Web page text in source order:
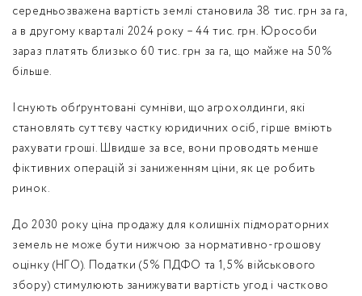
середньозважена вартість землі становила 38 тис. грн за га,
а в другому кварталі 2024 року – 44 тис. грн. Юрособи
зараз платять близько 60 тис. грн за га, що майже на 50%
більше.
Існують обґрунтовані сумніви, що агрохолдинги, які
становлять суттєву частку юридичних осіб, гірше вміють
рахувати гроші. Швидше за все, вони проводять менше
фіктивних операцій зі заниженням ціни, як це робить
ринок.
До 2030 року ціна продажу для колишніх підмораторних
земель не може бути нижчою за нормативно-грошову
оцінку (НГО). Податки (5% ПДФО та 1,5% військового
збору) стимулюють занижувати вартість угод і частково